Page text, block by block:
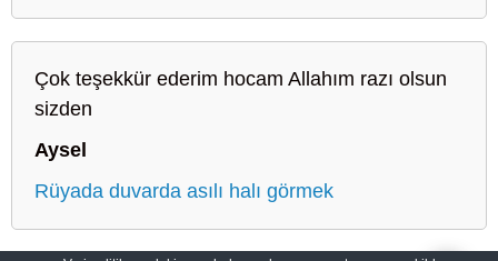
Çok teşekkür ederim hocam Allahım razı olsun
sizden
Aysel
Rüyada duvarda asılı halı görmek